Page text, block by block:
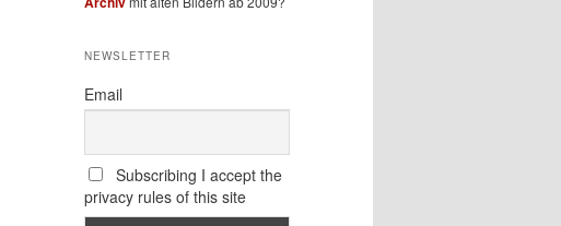
NEWSLETTER
Email
Subscribing I accept the
privacy rules of this site